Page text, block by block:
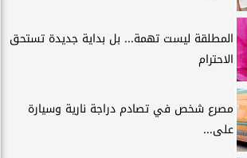
المطلقة ليست تهمة... بل بداية جديدة تستحق
الاحترام
مصرع شخص في تصادم دراجة نارية وسيارة
على...